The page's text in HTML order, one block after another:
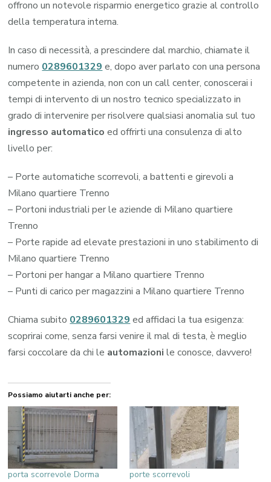
offrono un notevole risparmio energetico grazie al controllo
della temperatura interna.
In caso di necessità, a prescindere dal marchio, chiamate il
numero 0289601329 e, dopo aver parlato con una persona
competente in azienda, non con un call center, conoscerai i
tempi di intervento di un nostro tecnico specializzato in
grado di intervenire per risolvere qualsiasi anomalia sul tuo
ingresso automatico ed offrirti una consulenza di alto
livello per:
– Porte automatiche scorrevoli, a battenti e girevoli a
Milano quartiere Trenno
– Portoni industriali per le aziende di Milano quartiere
Trenno
– Porte rapide ad elevate prestazioni in uno stabilimento di
Milano quartiere Trenno
– Portoni per hangar a Milano quartiere Trenno
– Punti di carico per magazzini a Milano quartiere Trenno
Chiama subito 0289601329 ed affidaci la tua esigenza:
scoprirai come, senza farsi venire il mal di testa, è meglio
farsi coccolare da chi le automazioni le conosce, davvero!
Possiamo aiutarti anche per:
porta scorrevole Dorma
porte scorrevoli